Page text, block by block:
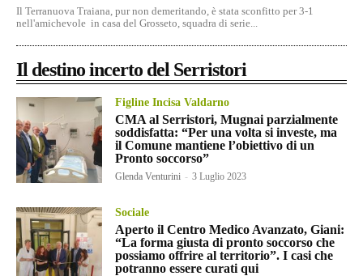
Il Terranuova Traiana, pur non demeritando, è stata sconfitto per 3-1
nell'amichevole in casa del Grosseto, squadra di serie...
Il destino incerto del Serristori
Figline Incisa Valdarno
CMA al Serristori, Mugnai parzialmente
soddisfatta: “Per una volta si investe, ma
il Comune mantiene l’obiettivo di un
Pronto soccorso”
Glenda Venturini - 3 Luglio 2023
Sociale
Aperto il Centro Medico Avanzato, Giani:
“La forma giusta di pronto soccorso che
possiamo offrire al territorio”. I casi che
potranno essere curati qui